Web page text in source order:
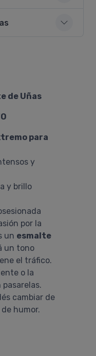
de Uñas
para
y
y brillo
por la
un esmalte
un tono
el tráfico.
o la
cambiar de
humor.